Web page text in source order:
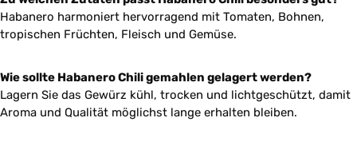
Habanero harmoniert hervorragend mit Tomaten, Bohnen,
tropischen Früchten, Fleisch und Gemüse.
Wie sollte Habanero Chili gemahlen gelagert werden?
Lagern Sie das Gewürz kühl, trocken und lichtgeschützt, damit
Aroma und Qualität möglichst lange erhalten bleiben.